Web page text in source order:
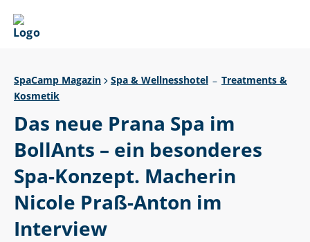
SpaCamp Magazin Spa & Wellnesshotel – Treatments &
Kosmetik
Das neue Prana Spa im
BollAnts – ein besonderes
Spa-Konzept. Macherin
Nicole Praß-Anton im
Interview